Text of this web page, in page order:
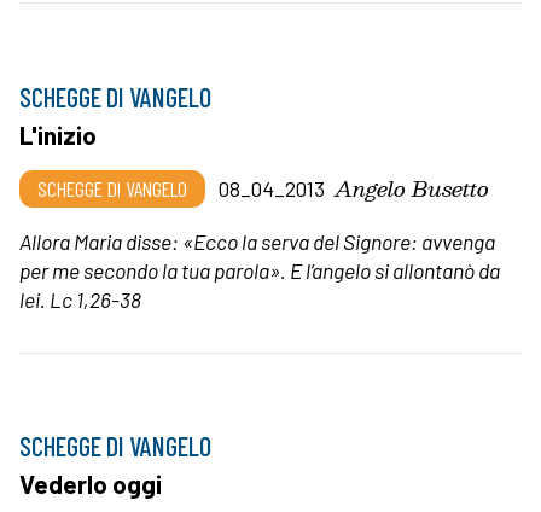
SCHEGGE DI VANGELO
L'inizio
SCHEGGE DI VANGELO 08_04_2013 Angelo Busetto
Allora Maria disse: «Ecco la serva delSignore: avvenga
per me secondo la tua parola». E l’angelo si allontanò da
lei. Lc 1,26-38
SCHEGGE DI VANGELO
Vederlo oggi